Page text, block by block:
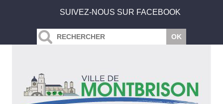
SUIVEZ-NOUS SUR FACEBOOK